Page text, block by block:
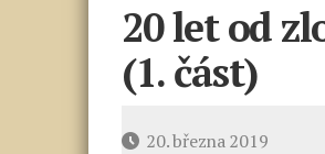
20 let od
(1. část)
Datum20. března 2019